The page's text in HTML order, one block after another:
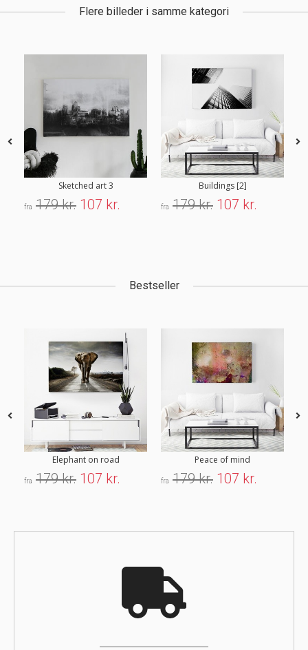
Flere billeder i samme kategori
Sketched art 3
fra 179 kr. 107 kr.
Buildings [2]
fra 179 kr. 107 kr.
Bestseller
Elephant on road
fra 179 kr. 107 kr.
Peace of mind
fra 179 kr. 107 kr.